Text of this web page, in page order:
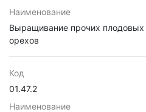
Наименование
Выращивание прочих плодовых
орехов
Код
01.47.2
Наименование